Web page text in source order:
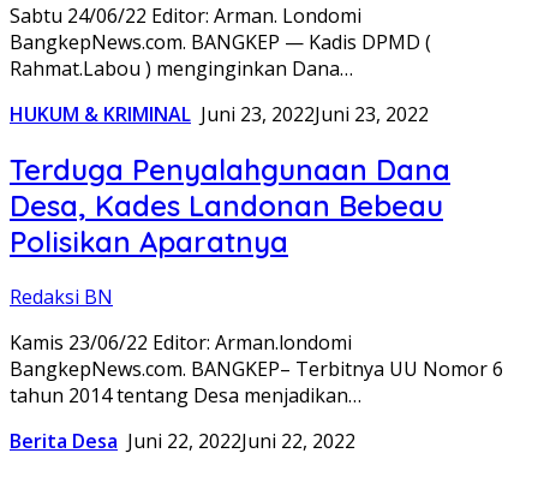
Sabtu 24/06/22 Editor: Arman. Londomi
BangkepNews.com. BANGKEP — Kadis DPMD (
Rahmat.Labou ) menginginkan Dana…
HUKUM & KRIMINAL Juni 23, 2022Juni 23, 2022
Terduga Penyalahgunaan Dana
Desa, Kades Landonan Bebeau
Polisikan Aparatnya
Redaksi BN
Kamis 23/06/22 Editor: Arman.londomi
BangkepNews.com. BANGKEP– Terbitnya UU Nomor 6
tahun 2014 tentang Desa menjadikan…
Berita Desa Juni 22, 2022Juni 22, 2022